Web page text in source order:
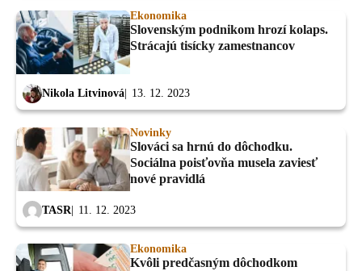
Ekonomika
Slovenským podnikom hrozí kolaps.
Strácajú tisícky zamestnancov
Nikola Litvinová 13. 12. 2023
Novinky
Slováci sa hrnú do dôchodku.
Sociálna poisťovňa musela zaviesť
nové pravidlá
TASR 11. 12. 2023
Ekonomika
Kvôli predčasným dôchodkom